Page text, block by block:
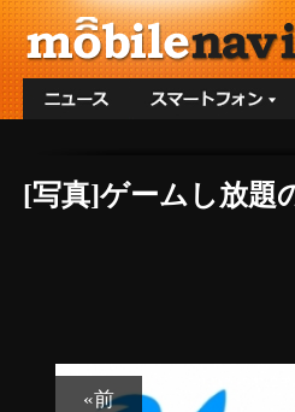
[写真]ゲームし放題
«前